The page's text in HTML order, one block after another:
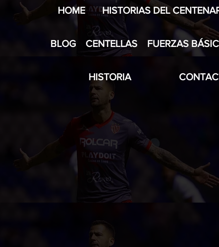
HOME HISTORIAS DEL
BLOG CENTELLAS FUERZAS
HISTORIA